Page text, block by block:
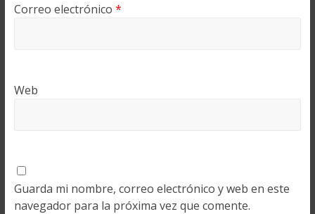
Correo electrónico *
Web
Guarda mi nombre, correo electrónico y web en este
navegador para la próxima vez que comente.